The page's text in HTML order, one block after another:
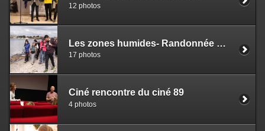
12 photos
Les zones humides- Randonnée GIPREB
17 photos
Ciné rencontre du ciné 89
4 photos